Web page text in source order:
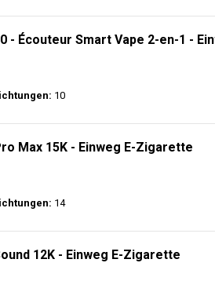
- Écouteur Smart Vape 2-en-1 -
10
Max 15K - Einweg E-Zigarette
14
12K - Einweg E-Zigarette